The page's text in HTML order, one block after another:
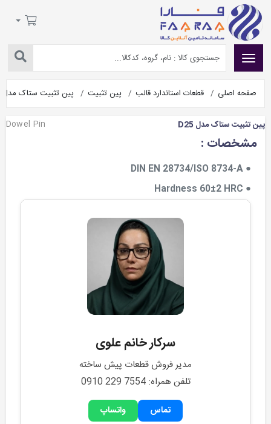
صفحه اصلی قطعات استاندارد قالب پین تثبیت پین تثبیت ستاک مدل D25
پین تثبیت ستاک مدل D25 Dowel Pin
مشخصات :
● DIN EN 28734/ISO 8734-A
● Hardness 60±2 HRC
سرکار خانم علوی
مدیر فروش قطعات پیش ساخته
تلفن همراه: 0910 229 7554
تماس واتساپ